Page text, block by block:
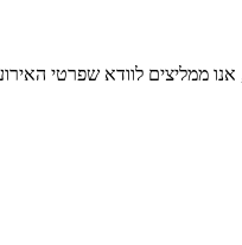
ממליצים לוודא שפרטי